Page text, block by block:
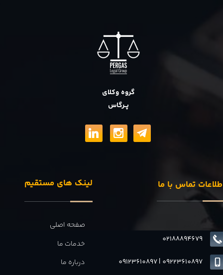
گروه وکلای
پــرگاس
لینک های مستقیم
صفحه اصلی
خدمات ما
درباره ما
تماس با ما
02188894679
09123610897| 09223610897